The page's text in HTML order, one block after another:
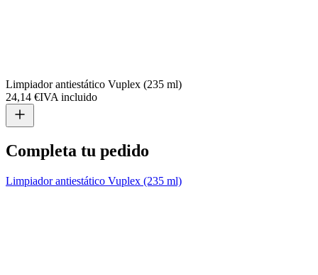
Limpiador antiestático Vuplex (235 ml)
24,14 €IVA incluido
Completa tu pedido
Limpiador antiestático Vuplex (235 ml)